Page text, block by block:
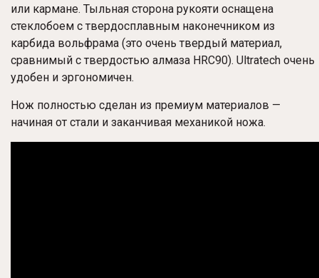
или кармане. Тыльная сторона рукояти оснащена
стеклобоем с твердосплавным наконечником из
карбида вольфрама (это очень твердый материал,
сравнимый с твердостью алмаза HRC90). Ultratech очень
удобен и эргономичен.
Нож полностью сделан из премиум материалов —
начиная от стали и заканчивая механикой ножа.